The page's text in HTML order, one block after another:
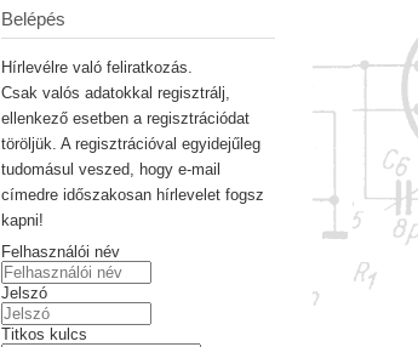
Belépés
Hírlevélre való feliratkozás.
Csak valós adatokkal regisztrálj,
ellenkező esetben a regisztrációdat
töröljük. A regisztrációval egyidejűleg
tudomásul veszed, hogy e-mail
címedre időszakosan hírlevelet fogsz
kapni!
Felhasználói név
Jelszó
Titkos kulcs